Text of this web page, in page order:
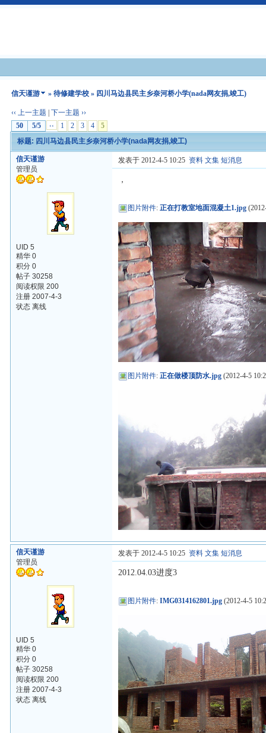
信天谨游 »待修建学校 » 四川马边县民主乡奈河桥小学(nada网友捐,竣工)
‹‹ 上一主题 |下一主题 ››
50
5/5 ‹‹ 1 2 3 4
5
标题: 四川马边县民主乡奈河桥小学(nada网友捐,竣工)
信天谨游
管理员
UID 5
精华 0
积分 0
帖子 30258
阅读权限 200
注册 2007-4-3
状态 离线
发表于 2012-4-5 10:25 资料 文集 短消息
，
图片附件:正在打教室地面混凝土1.jpg
图片附件:正在做楼顶防水.jpg (2012-4-5
信天谨游
管理员
UID 5
精华 0
积分 0
帖子 30258
阅读权限 200
注册 2007-4-3
状态 离线
发表于 2012-4-5 10:25 资料 文集 短消息
2012.04.03进度3
图片附件:IMG0314162801.jpg (2012-4-5